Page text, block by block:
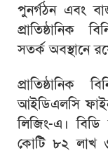
পুনর্গঠন এবং
প্রাতিষ্ঠানিক
সতর্ক অবস্থানে
প্রাতিষ্ঠানিক
আইডিএলসি
লিজিং-এ। বিডি
কোটি ৮২ লাখ